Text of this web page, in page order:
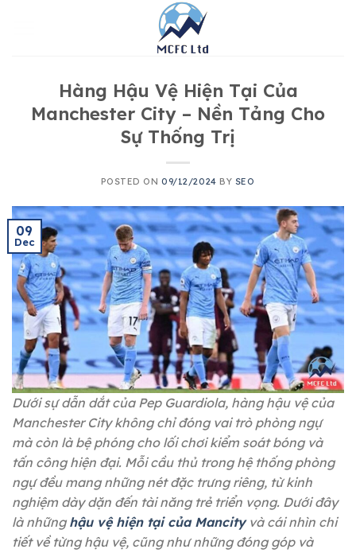
Hàng Hậu Vệ Hiện Tại Của
Manchester City – Nền Tảng Cho
Sự Thống Trị
POSTED ON09/12/2024 BY SEO
09
Dec
Dưới sự dẫn dắt của Pep Guardiola, hàng hậu vệ của
Manchester City không chỉ đóng vai trò phòng ngự
mà còn là bệ phóng cho lối chơi kiểm soát bóng và
tấn công hiện đại. Mỗi cầu thủ trong hệ thống phòng
ngự đều mang những nét đặc trưng riêng, từ kinh
nghiệm dày dặn đến tài năng trẻ triển vọng. Dưới đây
là những hậu vệ hiện tại của Mancityvà cái nhìn chi
tiết về từng hậu vệ, cũng như những đóng góp và